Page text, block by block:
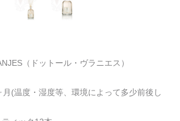
（ドットール・ヴラニエス）
(温度・湿度等、環境によって多少前後し